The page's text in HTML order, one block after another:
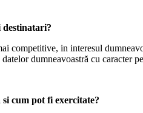
destinatari?
competitive, in interesul
dumneavoastră cu caracter
cum pot fi exercitate?